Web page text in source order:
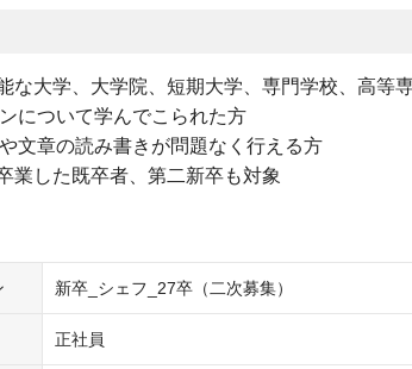
な大学、大学院、短期大学、専門学校、高等
について学んでこられた方
文章の読み書きが問題なく行える方
業した既卒者、第二新卒も対象
新卒_シェフ_27卒（二次募集）
正社員